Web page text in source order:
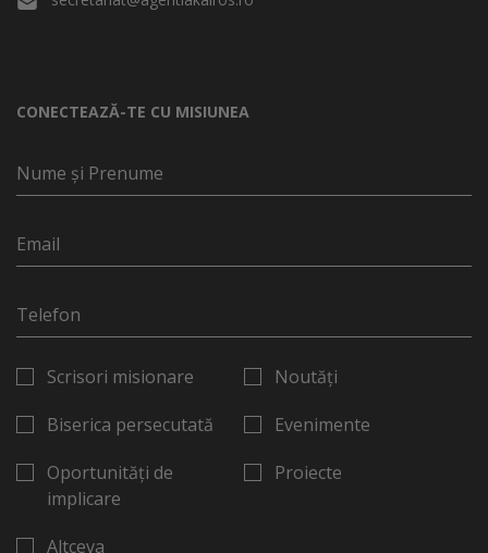
CONECTEAZĂ-TE CU MISIUNEA
Scrisori misionare
Biserica persecutată
Oportunități de
implicare
Noutăți
Evenimente
Proiecte
Altceva